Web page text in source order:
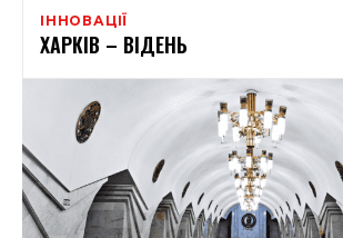
ІННОВАЦІЇ
ХАРКІВ – ВІДЕНЬ